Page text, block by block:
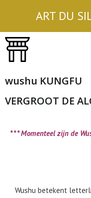
ART DU
wushu KUNGFU
VERGROOT DE
* * * Momenteel zijn de
Wushu betekent